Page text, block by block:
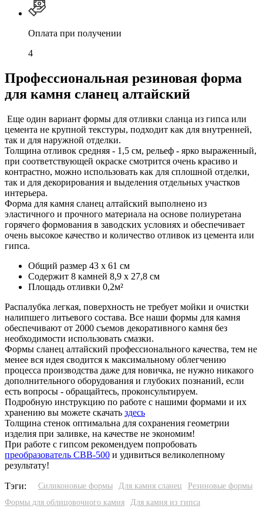
Оплата при получении
4
Профессиональная резиновая форма
для камня сланец алтайский
Еще один вариант формы для отливки сланца из гипса или
цемента не крупной текстуры, подходит как для внутренней,
так и для наружной отделки.
Толщина отливок средняя - 1,5 см, рельеф - ярко выраженный,
при соответствующей окраске смотрится очень красиво и
контрастно, можно использовать как для сплошной отделки,
так и для декорирования и выделения отдельных участков
интерьера.
Форма для камня сланец алтайский выполнено из
эластичного и прочного материала на основе полиуретана
горячего формования в заводских условиях и обеспечивает
очень высокое качество и количество отливок из цемента или
гипса.
Общий размер 43 х 61 см
Содержит 8 камней 8,9 х 27,8 см
Площадь отливки 0,2м²
Распалубка легкая, поверхность не требует мойки и очистки
налипшего литьевого состава. Все наши формы для камня
обеспечивают от 2000 съемов декоративного камня без
необходимости использовать смазки.
Формы сланец алтайский профессионального качества, тем не
менее вся идея сводится к максимальному облегчению
процесса производства даже для новичка, не нужно никакого
дополнительного оборудования и глубоких познаний, если
есть вопросы - обращайтесь, проконсультируем.
Подробную инструкцию по работе с нашими формами и их
хранению вы можете скачать здесь
Толщина стенок оптимальна для сохранения геометрии
изделия при заливке, на качестве не экономим!
При работе с гипсом рекомендуем попробовать
преобразователь СВВ-500 и удивиться великолепному
результату!
Тэги: Силиконовые формы Для камня сланец
Резиновые формы
Формы для облицовочного камня
Для камня из гипса